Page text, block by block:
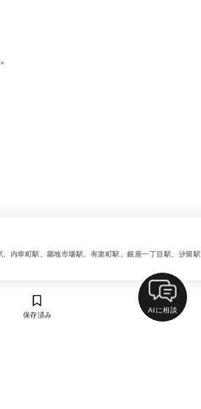
内幸町駅、築地市場駅、有楽町駅、銀座一丁目駅、汐留駅
保存済み
AIに相談